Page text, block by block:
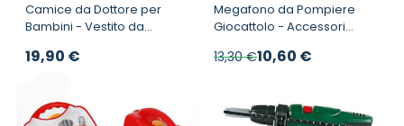
Camice da Dottore per
Bambini - Vestito da
anni Klein
19,90 €
Megafono da Pompiere
Giocattolo - Accessori
Suoni
13,30 €Prezzo speciale
10,60 €